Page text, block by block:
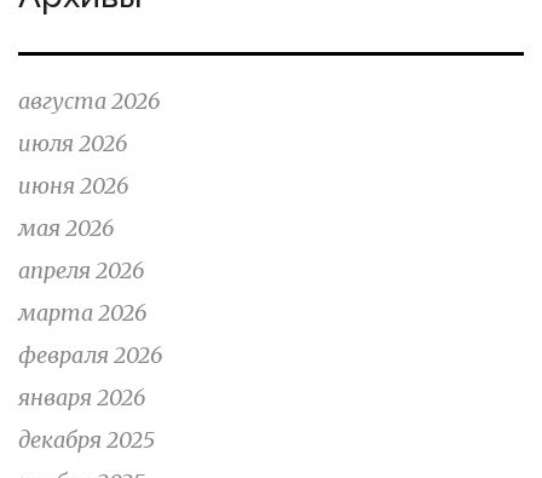
августа 2026
июля 2026
июня 2026
мая 2026
апреля 2026
марта 2026
февраля 2026
января 2026
декабря 2025